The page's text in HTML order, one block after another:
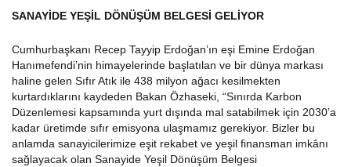
SANAYİDE YEŞİL DÖNÜŞÜM BELGESİ GELİYOR
Cumhurbaşkanı Recep Tayyip Erdoğan’ın eşi Emine Erdoğan
Hanımefendi’nin himayelerinde başlatılan ve bir dünya markası
haline gelen Sıfır Atık ile 438 milyon ağacı kesilmekten
kurtardıklarını kaydeden Bakan Özhaseki, “Sınırda Karbon
Düzenlemesi kapsamında yurt dışında mal satabilmek için 2030’a
kadar üretimde sıfır emisyona ulaşmamız gerekiyor. Bizler bu
anlamda sanayicilerimize eşit rekabet ve yeşil finansman imkânı
sağlayacak olan Sanayide Yeşil Dönüşüm Belgesi